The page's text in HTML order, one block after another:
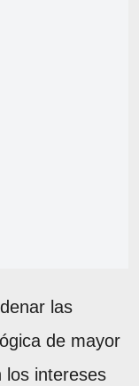
las
de mayor
los intereses